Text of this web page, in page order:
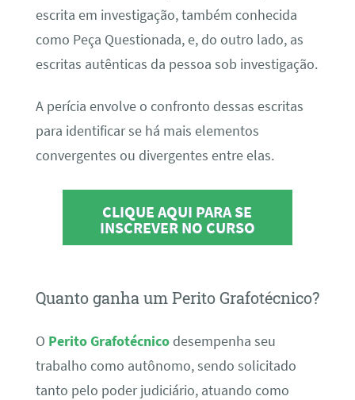
escrita em investigação, também conhecida
como Peça Questionada, e, do outro lado, as
escritas autênticas da pessoa sob investigação.
A perícia envolve o confronto dessas escritas
para identificar se há mais elementos
convergentes ou divergentes entre elas.
CLIQUE AQUI PARA SE
INSCREVER NO CURSO
Quanto ganha um Perito Grafotécnico?
O Perito Grafotécnicodesempenha seu
trabalho como autônomo, sendo solicitado
tanto pelo poder judiciário, atuando como